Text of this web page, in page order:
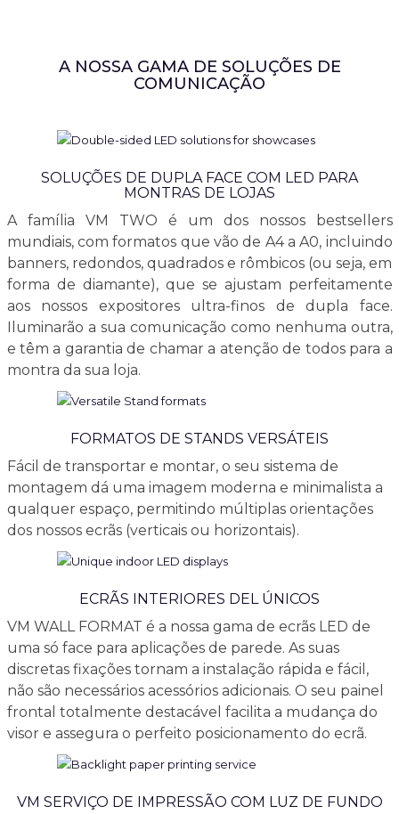
A NOSSA GAMA DE SOLUÇÕES DE
COMUNICAÇÃO
SOLUÇÕES DE DUPLA FACE COM LED PARA
MONTRAS DE LOJAS
A família VM TWO é um dos nossos bestsellers
mundiais, com formatos que vão de A4 a A0, incluindo
banners, redondos, quadrados e rômbicos (ou seja, em
forma de diamante), que se ajustam perfeitamente
aos nossos expositores ultra-finos de dupla face.
Iluminarão a sua comunicação como nenhuma outra,
e têm a garantia de chamar a atenção de todos para a
montra da sua loja.
FORMATOS DE STANDS VERSÁTEIS
Fácil de transportar e montar, o seu sistema de
montagem dá uma imagem moderna e minimalista a
qualquer espaço, permitindo múltiplas orientações
dos nossos ecrãs (verticais ou horizontais).
ECRÃS INTERIORES DEL ÚNICOS
VM WALL FORMAT é a nossa gama de ecrãs LED de
uma só face para aplicações de parede. As suas
discretas fixações tornam a instalação rápida e fácil,
não são necessários acessórios adicionais. O seu painel
frontal totalmente destacável facilita a mudança do
visor e assegura o perfeito posicionamento do ecrã.
VM SERVIÇO DE IMPRESSÃO COM LUZ DE FUNDO